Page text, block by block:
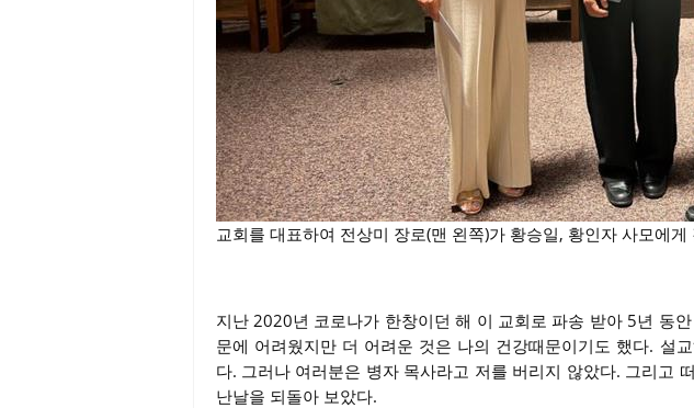
교회를 대표하여 전상미 장로(맨 왼쪽)가 황승일, 황인자 사모에
지난 2020년 코로나가 한창이던 해 이 교회로 파송 받아 5년 동
문에 어려웠지만 더 어려운 것은 나의 건강때문이기도 했다. 설
다. 그러나 여러분은 병자 목사라고 저를 버리지 않았다. 그리고
난날을 되돌아 보았다.